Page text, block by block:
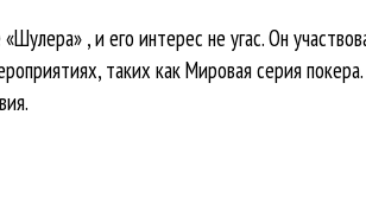
, и его интерес не угас. Он
таких как Мировая серия